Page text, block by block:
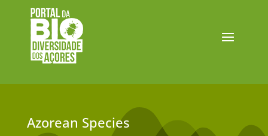
Azorean Species